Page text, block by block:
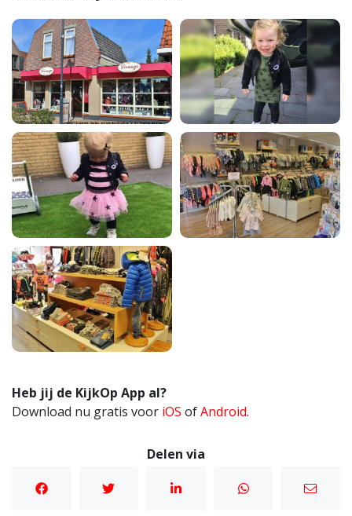
Heb jij de KijkOp App al?
Download nu gratis voor iOS ofAndroid.
Delen via